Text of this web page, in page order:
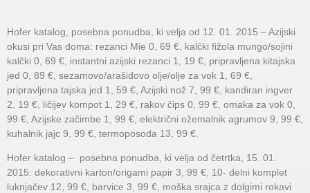
Hofer katalog, posebna ponudba, ki velja od 12. 01. 2015 – Azijski
okusi pri Vas doma: rezanci Mie 0, 69 €, kalčki fižola mungo/sojini
kalčki 0, 69 €, instantni azijski rezanci 1, 19 €, pripravljena kitajska
jed 0, 89 €, sezamovo/arašidovo olje/olje za vok 1, 69 €,
pripravljena tajska jed 1, 59 €, Azijski nož 7, 99 €, kandiran ingver
2, 19 €, ličijev kompot 1, 29 €, rakov čips 0, 99 €, omaka za vok 0,
99 €, Azijske začimbe 1, 99 €, električni ožemalnik agrumov 9, 99 €,
kuhalnik jajc 9, 99 €, termoposoda 13, 99 €.
Hofer katalog – posebna ponudba, ki velja od četrtka, 15. 01.
2015: dekorativni karton/origami papir 3, 99 €, 10- delni komplet
luknjačev 12, 99 €, barvice 3, 99 €, moška srajca z dolgimi rokavi